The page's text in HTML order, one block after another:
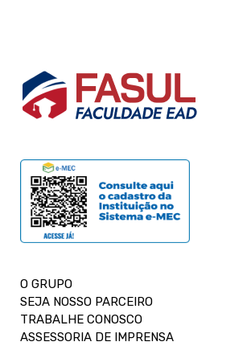
O GRUPO
SEJA NOSSO PARCEIRO
TRABALHE CONOSCO
ASSESSORIA DE IMPRENSA